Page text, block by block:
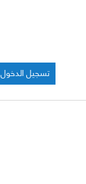
تسجيل الدخول